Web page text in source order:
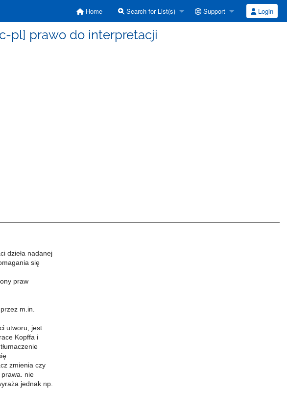
Home Search for List(s) Support Login
pl] prawo do interpretacji
dzieła nadanej
się
praw
m.in.
utworu, jest
Kopffa i
zmienia czy
prawa. nie
jednak np.